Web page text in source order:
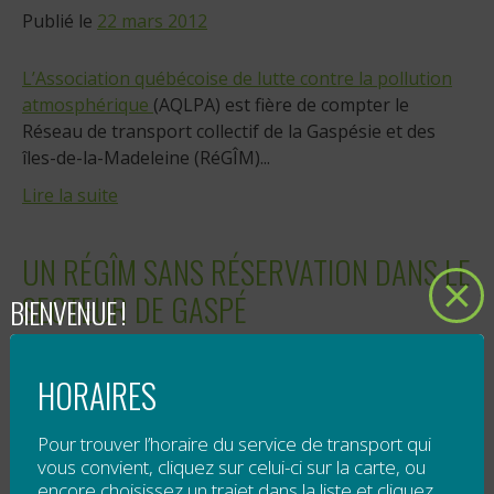
Publié le 22 mars 2012
L’Association québécoise de lutte contre la pollution
atmosphérique (AQLPA) est fière de compter le
Réseau de transport collectif de la Gaspésie et des
îles-de-la-Madeleine (RéGÎM)...
Lire la suite
UN RÉGÎM SANS RÉSERVATION DANS LE
SECTEUR DE GASPÉ
Le Réseau de transport collectif de la
de-la-Madeleine (RéGÎM) améliore son service en
rendant tous ses trajets disponibles dans le secteur
BIENVENUE !
HORAIRES
Pour trouver l’horaire du service de transport qui
vous convient, cliquez sur celui-ci sur la carte, ou